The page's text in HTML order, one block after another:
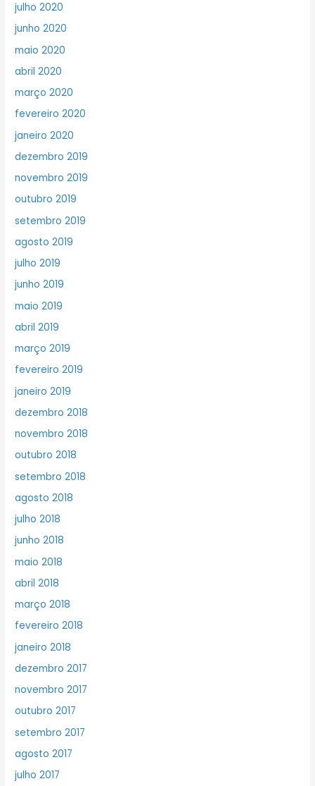
julho 2020
junho 2020
maio 2020
abril 2020
março 2020
fevereiro 2020
janeiro 2020
dezembro 2019
novembro 2019
outubro 2019
setembro 2019
agosto 2019
julho 2019
junho 2019
maio 2019
abril 2019
março 2019
fevereiro 2019
janeiro 2019
dezembro 2018
novembro 2018
outubro 2018
setembro 2018
agosto 2018
julho 2018
junho 2018
maio 2018
abril 2018
março 2018
fevereiro 2018
janeiro 2018
dezembro 2017
novembro 2017
outubro 2017
setembro 2017
agosto 2017
julho 2017